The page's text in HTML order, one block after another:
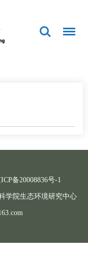
备20008836号-1
学院生态环境研究中心